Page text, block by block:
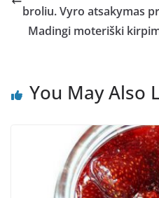
broliu. Vyro atsakymas
Madingi moteriški
You May Also